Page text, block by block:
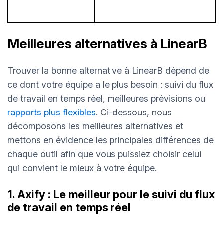
Meilleures alternatives à LinearB
Trouver la bonne alternative à LinearB dépend de
ce dont votre équipe a le plus besoin : suivi du flux
de travail en temps réel, meilleures prévisions ou
rapports plus flexibles. Ci-dessous, nous
décomposons les meilleures alternatives et
mettons en évidence les principales différences de
chaque outil afin que vous puissiez choisir celui
qui convient le mieux à votre équipe.
1. Axify : Le meilleur pour le suivi du flux
de travail en temps réel